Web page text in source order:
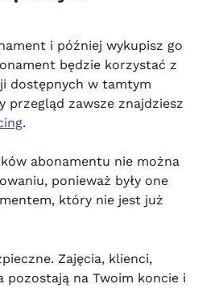
i później wykupisz go
będzie korzystać z
dostępnych w tamtym
przegląd zawsze znajdziesz
.
abonamentu nie można
ponieważ były one
który nie jest już
Zajęcia, klienci,
pozostają na Twoim koncie i